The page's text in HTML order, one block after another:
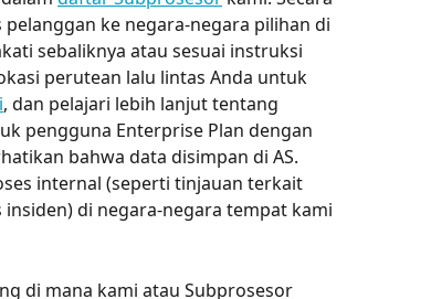
ke negara-negara pilihan di
sebaliknya atau sesuai instruksi
perutean lalu lintas Anda untuk
, dan pelajari lebih lanjut tentang
pengguna Enterprise Plan dengan
bahwa data disimpan di AS.
internal (seperti tinjauan terkait
di negara-negara tempat kami
di mana kami atau Subprosesor